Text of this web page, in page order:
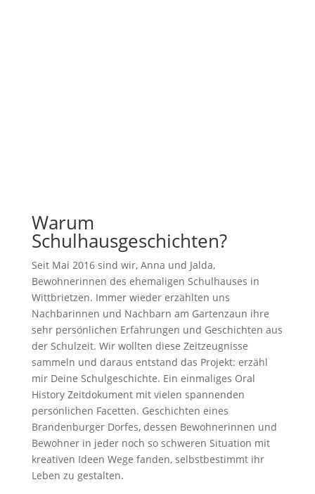
Warum
Schulhausgeschichten?
Seit Mai 2016 sind wir, Anna und Jalda,
Bewohnerinnen des ehemaligen Schulhauses in
Wittbrietzen. Immer wieder erzählten uns
Nachbarinnen und Nachbarn am Gartenzaun ihre
sehr persönlichen Erfahrungen und Geschichten aus
der Schulzeit. Wir wollten diese Zeitzeugnisse
sammeln und daraus entstand das Projekt: erzähl
mir Deine Schulgeschichte. Ein einmaliges Oral
History Zeitdokument mit vielen spannenden
persönlichen Facetten. Geschichten eines
Brandenburger Dorfes, dessen Bewohnerinnen und
Bewohner in jeder noch so schweren Situation mit
kreativen Ideen Wege fanden, selbstbestimmt ihr
Leben zu gestalten.